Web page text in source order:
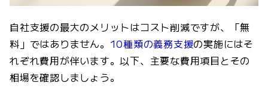
自社支援の最大のメリットはコスト削減ですが、「無
料」ではありません。 10種類の義務支援の実施にはそ
れぞれ費用が伴います。以下、主要な費用項目とその
相場を確認しましょう。